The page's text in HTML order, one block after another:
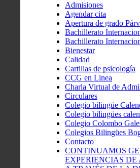
Admisiones
Agendar cita
Apertura de grado
Bachillerato
Bachillerato
Bienestar
Calidad
Cartillas de psicología
CCG en Linea
Charla Virtual de
Circulares
Colegio bilingüe
Colegio bilingües
Colegio Colombo
Colegios Bilingües
Contacto
CONTINUAMOS
EXPERIENCIAS DE